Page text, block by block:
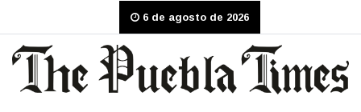
6 de agosto de 2026